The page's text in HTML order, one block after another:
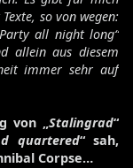
so von wegen:
all night long“
allein aus diesem
immer sehr auf
von „Stalingrad“
quartered“ sah,
Corpse…